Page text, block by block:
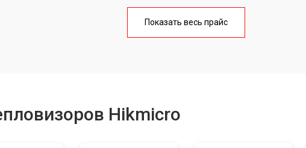
от 160 мин
Показать весь прайс
Hikmicro